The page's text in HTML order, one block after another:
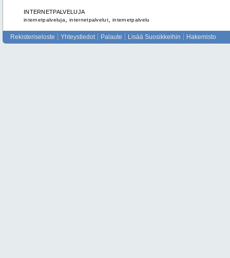
INTERNETPALVELUJA
internetpalveluja ,internetpalvelut, internetpalvelu
Rekisteriseloste Yhteystiedot Palaute Lisää Suosikkeihin Hakemisto